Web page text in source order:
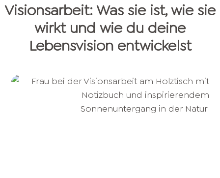
Visionsarbeit: Was sie ist, wie sie
wirkt und wie du deine
Lebensvision entwickelst